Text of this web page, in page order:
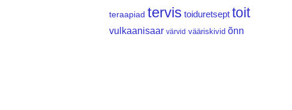
teraapiad tervis toiduretsept toit
vulkaanisaar värvid vääriskivid õnn